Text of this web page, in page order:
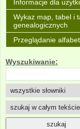
Informacje dla
Wykaz map, tabel i
genealogicznych
Przeglądanie
Wyszukiwanie: